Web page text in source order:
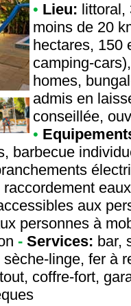
• Lieu: littoral,
moins de 20
hectares, 150
camping-
homes,
admis en
conseillée,
•
barbecue
aux
personnes à
- Services: bar,
linge, fer à
coffre-fort,